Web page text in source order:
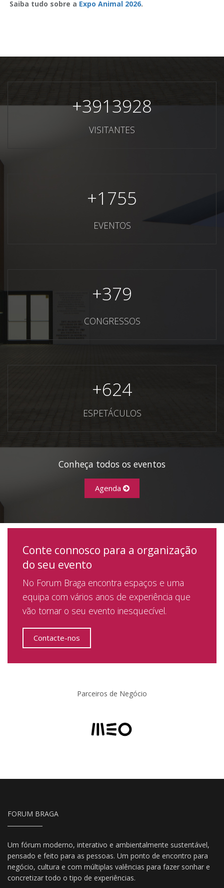
Saiba tudo sobre a Expo Animal 2026.
+3913928
VISITANTES
+1755
EVENTOS
+379
CONGRESSOS
+624
ESPETÁCULOS
Conheça todos os eventos
Agenda
Conte connosco para a organização
do seu evento
No Forum Braga encontra espaços e uma
equipa com vários anos de experiência que
vão tornar o seu evento inesquecível.
Contacte-nos
Parceiros de Negócio
FORUM BRAGA
Um fórum moderno, interativo e ambientalmente sustentável,
pensado e feito para as pessoas. Um ponto de encontro para
negócio, cultura e com múltiplas valências para fazer sonhar e
concretizar todo o tipo de experiências.